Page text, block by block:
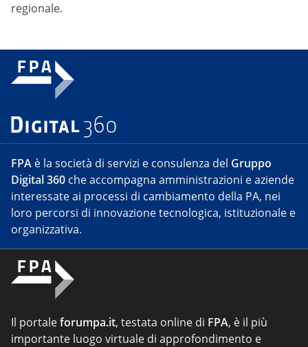
regionale.
FPA è la società di servizi e consulenza del Gruppo
Digital 360 che accompagna amministrazioni e aziende
interessate ai processi di cambiamento della PA, nei
loro percorsi di innovazione tecnologica, istituzionale e
organizzativa.
Il portaleforumpa.it, testata online di FPA, è il più
importante luogo virtuale di approfondimento e